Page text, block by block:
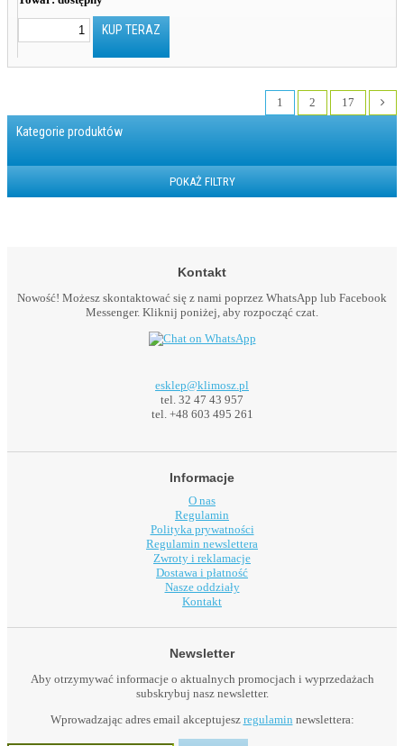
KUP TERAZ
1 2 17
Kategorie produktów
POKAŻ FILTRY
Kontakt
Nowość! Możesz skontaktować się z nami poprzez WhatsApp lub Facebook
Messenger. Kliknij poniżej, aby rozpocząć czat.
esklep@klimosz.pl
tel. 32 47 43 957
tel. +48 603 495 261
Informacje
O nas
Regulamin
Polityka prywatności
Regulamin newslettera
Zwroty i reklamacje
Dostawa i płatność
Nasze oddziały
Kontakt
Newsletter
Aby otrzymywać informacje o aktualnych promocjach i wyprzedażach
subskrybuj nasz newsletter.
Wprowadzając adres email akceptujesz regulamin newslettera: